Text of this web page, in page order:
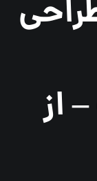
(۱۴۰۴) – از